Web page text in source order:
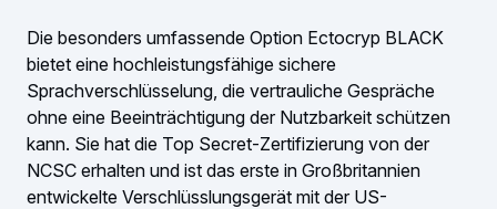
Die besonders umfassende Option Ectocryp BLACK
bietet eine hochleistungsfähige sichere
Sprachverschlüsselung, die vertrauliche Gespräche
ohne eine Beeinträchtigung der Nutzbarkeit schützen
kann. Sie hat die Top Secret-Zertifizierung von der
NCSC erhalten und ist das erste in Großbritannien
entwickelte Verschlüsslungsgerät mit der US-